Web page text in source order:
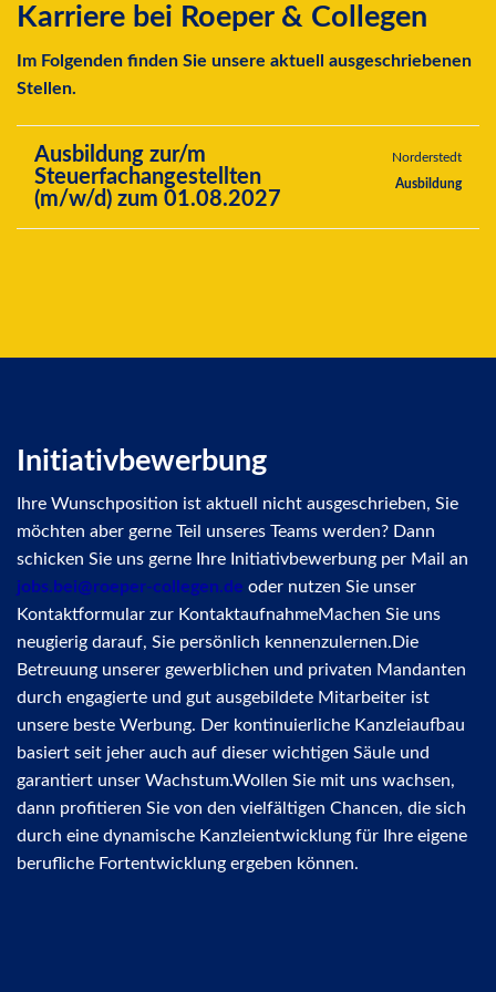
Karriere bei Roeper & Collegen
Im Folgenden finden Sie unsere aktuell ausgeschriebenen
Stellen.
Ausbildung zur/m
Steuerfachangestellten
(m/w/d) zum 01.08.2027
Norderstedt
Ausbildung
Initiativbewerbung
Ihre Wunschposition ist aktuell nicht ausgeschrieben, Sie
möchten aber gerne Teil unseres Teams werden? Dann
schicken Sie uns gerne Ihre Initiativbewerbung per Mail an
jobs.bei@roeper-collegen.de oder nutzen Sie unser
Kontaktformular zur KontaktaufnahmeMachen Sie uns
neugierig darauf, Sie persönlich kennenzulernen.Die
Betreuung unserer gewerblichen und privaten Mandanten
durch engagierte und gut ausgebildete Mitarbeiter ist
unsere beste Werbung. Der kontinuierliche Kanzleiaufbau
basiert seit jeher auch auf dieser wichtigen Säule und
garantiert unser Wachstum.Wollen Sie mit uns wachsen,
dann profitieren Sie von den vielfältigen Chancen, die sich
durch eine dynamische Kanzleientwicklung für Ihre eigene
berufliche Fortentwicklung ergeben können.